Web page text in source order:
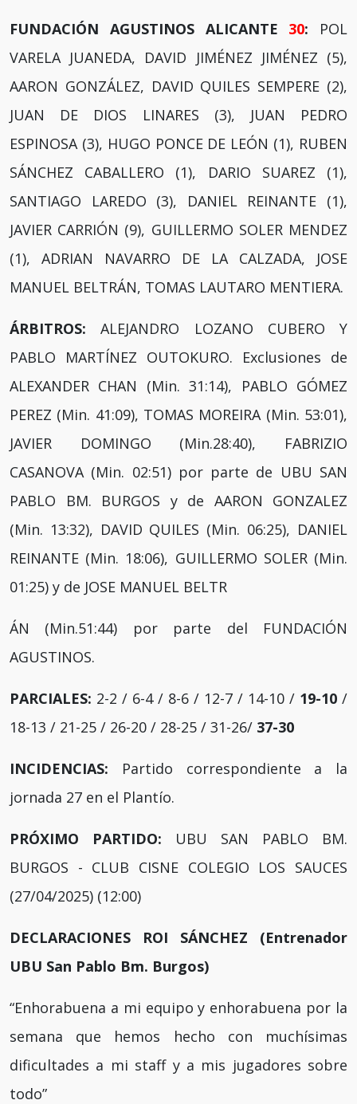
FUNDACIÓN AGUSTINOS ALICANTE 30: POL
VARELA JUANEDA, DAVID JIMÉNEZ JIMÉNEZ (5),
AARON GONZÁLEZ, DAVID QUILES SEMPERE (2),
JUAN DE DIOS LINARES (3), JUAN PEDRO
ESPINOSA (3), HUGO PONCE DE LEÓN (1), RUBEN
SÁNCHEZ CABALLERO (1), DARIO SUAREZ (1),
SANTIAGO LAREDO (3), DANIEL REINANTE (1),
JAVIER CARRIÓN (9), GUILLERMO SOLER MENDEZ
(1), ADRIAN NAVARRO DE LA CALZADA, JOSE
MANUEL BELTRÁN, TOMAS LAUTARO MENTIERA.
ÁRBITROS:ALEJANDRO LOZANO CUBERO Y
PABLO MARTÍNEZ OUTOKURO. Exclusiones de
ALEXANDER CHAN (Min. 31:14), PABLO GÓMEZ
PEREZ (Min. 41:09), TOMAS MOREIRA (Min. 53:01),
JAVIER DOMINGO (Min.28:40), FABRIZIO
CASANOVA (Min. 02:51) por parte de UBU SAN
PABLO BM. BURGOS y de AARON GONZALEZ
(Min. 13:32), DAVID QUILES (Min. 06:25), DANIEL
REINANTE (Min. 18:06), GUILLERMO SOLER (Min.
01:25) y de JOSE MANUEL BELTR
ÁN (Min.51:44) por parte del FUNDACIÓN
AGUSTINOS.
PARCIALES: 2-2 / 6-4 / 8-6 / 12-7 / 14-10 / 19-10 /
18-13 / 21-25 / 26-20 / 28-25 / 31-26/ 37-30
INCIDENCIAS: Partido correspondiente a la
jornada 27 en el Plantío.
PRÓXIMO PARTIDO: UBU SAN PABLO BM.
BURGOS - CLUB CISNE COLEGIO LOS SAUCES
(27/04/2025) (12:00)
DECLARACIONES ROI SÁNCHEZ (Entrenador
UBU San Pablo Bm. Burgos)
“Enhorabuena a mi equipo y enhorabuena por la
semana que hemos hecho con muchísimas
dificultades a mi staff y a mis jugadores sobre
todo”